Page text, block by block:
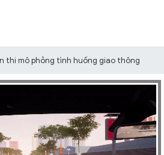
thi mô phỏng tình huống giao thông